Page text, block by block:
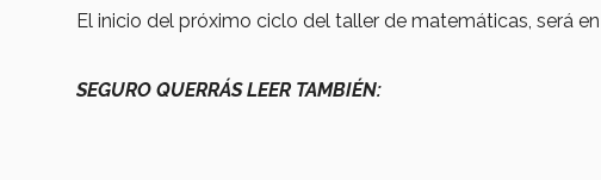
El inicio del próximo ciclo del taller de matemáticas, será
SEGURO QUERRÁS LEER TAMBIÉN: